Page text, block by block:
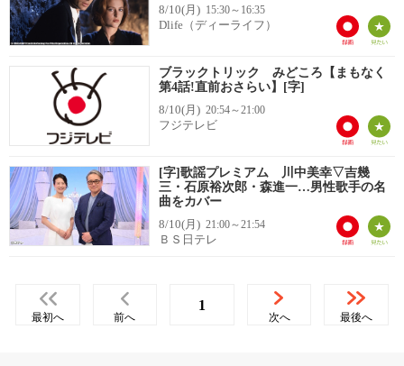
8/10(月) 15:30～16:35
Dlife（ディーライフ）
ブラックトリック みどころ【まもなく
第4話!直前おさらい】[字]
8/10(月) 20:54～21:00
フジテレビ
[字]歌謡プレミアム 川中美幸▽吉幾
三・石原裕次郎・森進一…男性歌手の名
曲をカバー
8/10(月) 21:00～21:54
ＢＳ日テレ
最初へ 前へ
1
次へ 最後へ